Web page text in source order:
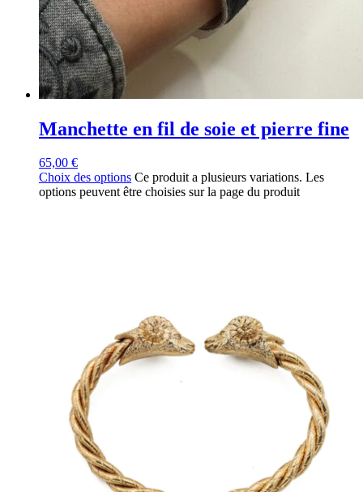
Manchette en fil de soie et pierre fine
65,00 €
Choix des options Ce produit a plusieurs variations. Les
options peuvent être choisies sur la page du produit